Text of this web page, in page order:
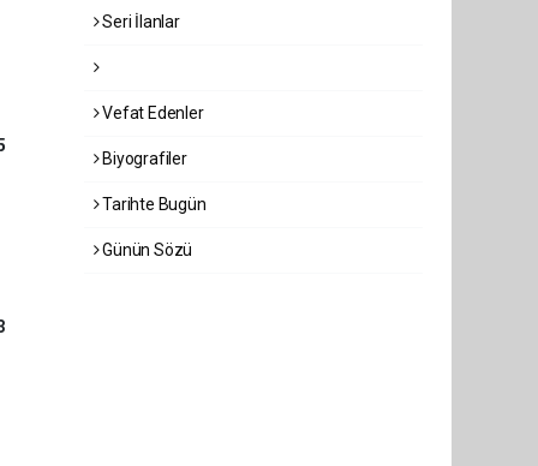
Seri İlanlar
Vefat Edenler
Biyografiler
Tarihte Bugün
Günün Sözü